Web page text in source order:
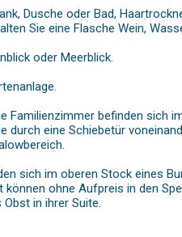
Dusche oder Bad,
Sie eine Flasche Wein,
oder Meerblick.
Familienzimmer befinden sich
durch eine Schiebetür
sich im oberen Stock eines
ohne Aufpreis in den
in ihrer Suite.